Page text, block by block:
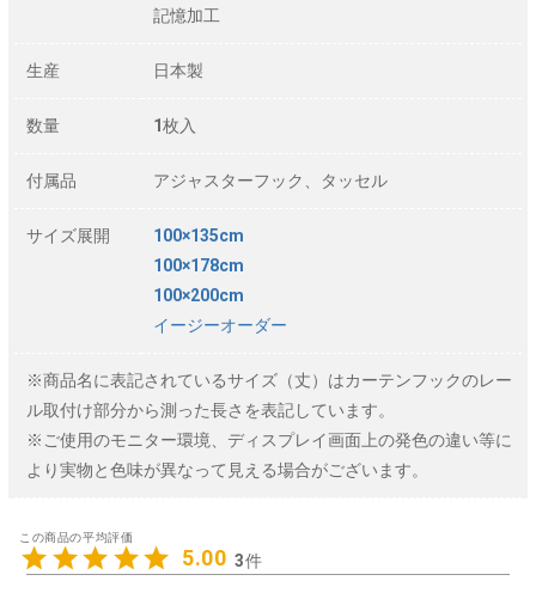
記憶加工
生産 日本製
数量 1枚入
付属品 アジャスターフック、タッセル
サイズ展開
100×135cm
100×178cm
100×200cm
イージーオーダー
※商品名に表記されているサイズ（丈）はカーテンフックのレー
ル取付け部分から測った長さを表記しています。
※ご使用のモニター環境、ディスプレイ画面上の発色の違い等に
より実物と色味が異なって見える場合がございます。
5.00 3